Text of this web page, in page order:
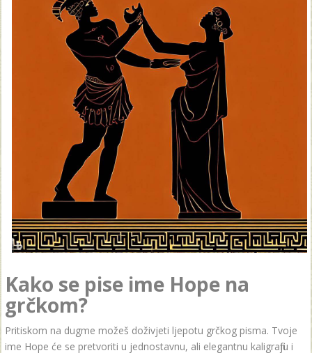
Kako se pise ime Hope na
grčkom?
Pritiskom na dugme možeš doživjeti ljepotu grčkog pisma. Tvoje
ime Hope će se pretvoriti u jednostavnu, ali elegantnu kaligrafiju i